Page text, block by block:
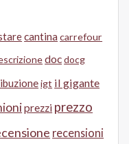
cantina carrefour
docdocg
igt il gigante
prezzi prezzo
recensioni